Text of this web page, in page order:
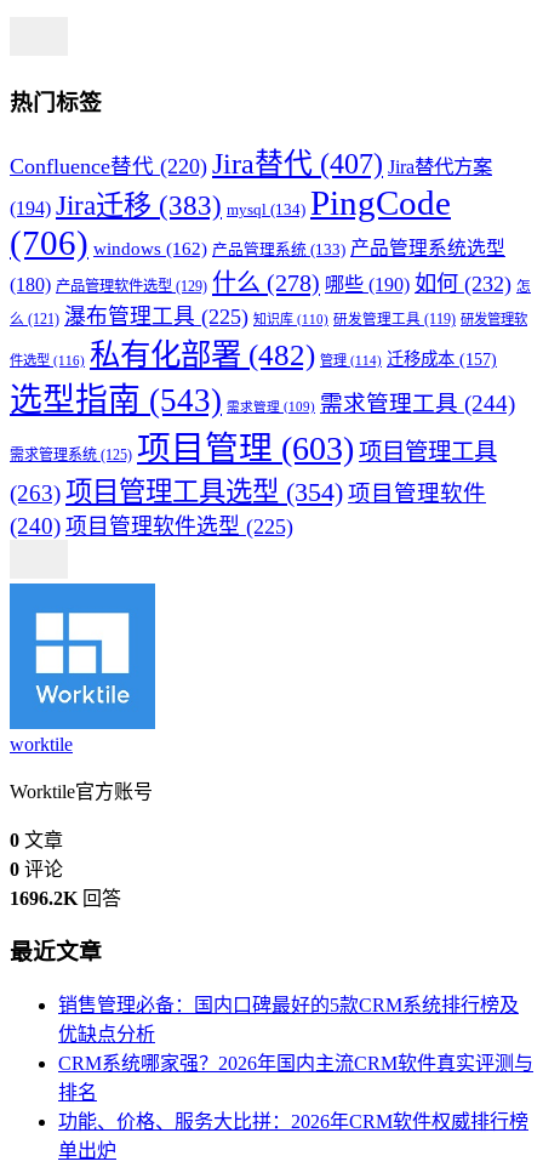
热门标签
Confluence替代 (220) Jira替代 (407) Jira替代方案
(194) Jira迁移 (383) mysql (134) PingCode
(706) windows (162) 产品管理系统 (133) 产品管理系统选型
(180) 产品管理软件选型 (129) 什么 (278) 哪些 (190) 如何 (232) 怎
么 (121) 瀑布管理工具 (225) 知识库 (110) 研发管理工具 (119) 研发管理软
件选型 (116) 私有化部署 (482) 管理 (114) 迁移成本 (157)
选型指南 (543) 需求管理 (109) 需求管理工具 (244)
需求管理系统 (125) 项目管理 (603) 项目管理工具
(263)项目管理工具选型 (354) 项目管理软件
(240) 项目管理软件选型 (225)
worktile
Worktile官方账号
0 文章
0 评论
1696.2K 回答
最近文章
销售管理必备：国内口碑最好的5款CRM系统排行榜及
优缺点分析
CRM系统哪家强？2026年国内主流CRM软件真实评测与
排名
功能、价格、服务大比拼：2026年CRM软件权威排行榜
单出炉